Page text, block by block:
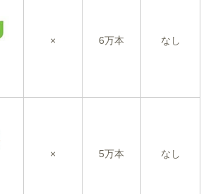
× 6万本 なし
× 5万本 なし